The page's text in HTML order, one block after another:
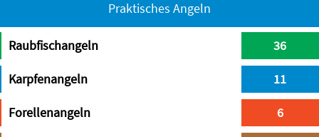
Praktisches Angeln
Raubfischangeln 36
Karpfenangeln 11
Forellenangeln 6